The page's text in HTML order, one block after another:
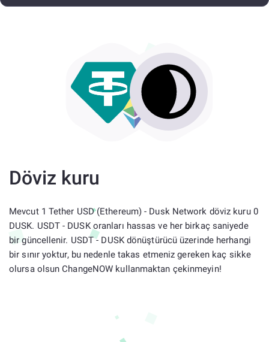
Döviz kuru
Mevcut 1 Tether USD (Ethereum) - Dusk Network döviz kuru 0
DUSK. USDT - DUSK oranları hassas ve her birkaç saniyede
bir güncellenir. USDT - DUSK dönüştürücü üzerinde herhangi
bir sınır yoktur, bu nedenle takas etmeniz gereken kaç sikke
olursa olsun ChangeNOW kullanmaktan çekinmeyin!